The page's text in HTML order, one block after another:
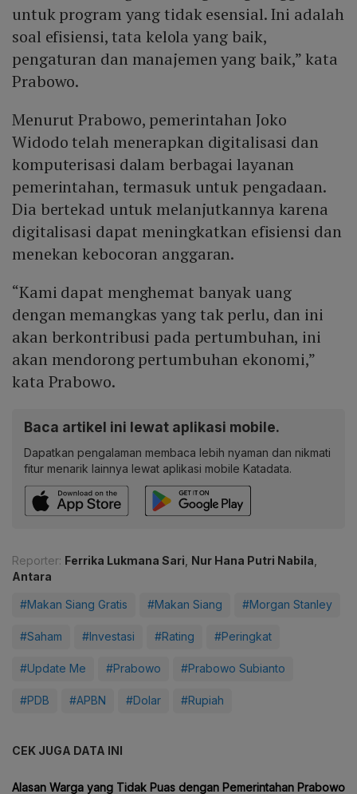
untuk program yang tidak esensial. Ini adalah
soal efisiensi, tata kelola yang baik,
pengaturan dan manajemen yang baik,” kata
Prabowo.
Menurut Prabowo, pemerintahan Joko
Widodo telah menerapkan digitalisasi dan
komputerisasi dalam berbagai layanan
pemerintahan, termasuk untuk pengadaan.
Dia bertekad untuk melanjutkannya karena
digitalisasi dapat meningkatkan efisiensi dan
menekan kebocoran anggaran.
“Kami dapat menghemat banyak uang
dengan memangkas yang tak perlu, dan ini
akan berkontribusi pada pertumbuhan, ini
akan mendorong pertumbuhan ekonomi,”
kata Prabowo.
Baca artikel ini lewat aplikasi mobile.
Dapatkan pengalaman membaca lebih nyaman dan nikmati
fitur menarik lainnya lewat aplikasi mobile Katadata.
Reporter: Ferrika Lukmana Sari, Nur Hana Putri Nabila,
Antara
#Makan Siang Gratis #Makan Siang #Morgan Stanley
#Saham #Investasi #Rating #Peringkat
#Update Me #Prabowo #Prabowo Subianto
#PDB #APBN #Dolar #Rupiah
CEK JUGA DATA INI